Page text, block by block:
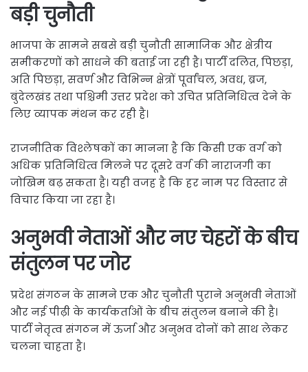
बड़ी चुनौती
भाजपा के सामने सबसे बड़ी चुनौती सामाजिक और क्षेत्रीय
समीकरणों को साधने की बताई जा रही है। पार्टी दलित, पिछड़ा,
अति पिछड़ा, सवर्ण और विभिन्न क्षेत्रों पूर्वांचल, अवध, ब्रज,
बुंदेलखंड तथा पश्चिमी उत्तर प्रदेश को उचित प्रतिनिधित्व देने के
लिए व्यापक मंथन कर रही है।
राजनीतिक विश्लेषकों का मानना है कि किसी एक वर्ग को
अधिक प्रतिनिधित्व मिलने पर दूसरे वर्ग की नाराजगी का
जोखिम बढ़ सकता है। यही वजह है कि हर नाम पर विस्तार से
विचार किया जा रहा है।
अनुभवी नेताओं और नए चेहरों के बीच
संतुलन पर जोर
प्रदेश संगठन के सामने एक और चुनौती पुराने अनुभवी नेताओं
और नई पीढ़ी के कार्यकर्ताओं के बीच संतुलन बनाने की है।
पार्टी नेतृत्व संगठन में ऊर्जा और अनुभव दोनों को साथ लेकर
चलना चाहता है।